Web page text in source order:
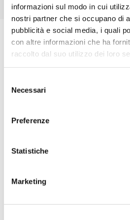
informazioni sul modo in cui
nostri partner che si occupano di
pubblicità e social media, i quali
con altre informazioni che ha
raccolto dal suo utilizzo dei loro
delNecessari
Preferenze
Statistiche
Marketing
Vocabolo Osteria, 217B,
info@gepitaliana.com
http://